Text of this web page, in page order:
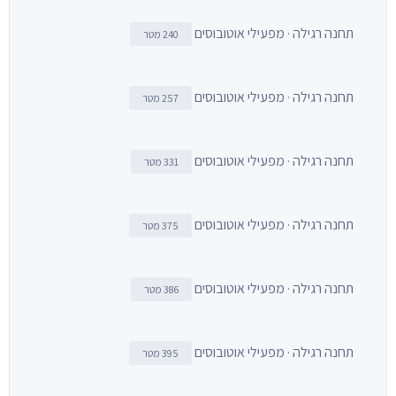
תחנה רגילה · מפעילי אוטובוסים 240 מטר
תחנה רגילה · מפעילי אוטובוסים 257 מטר
תחנה רגילה · מפעילי אוטובוסים 331 מטר
תחנה רגילה · מפעילי אוטובוסים 375 מטר
תחנה רגילה · מפעילי אוטובוסים 386 מטר
תחנה רגילה · מפעילי אוטובוסים 395 מטר